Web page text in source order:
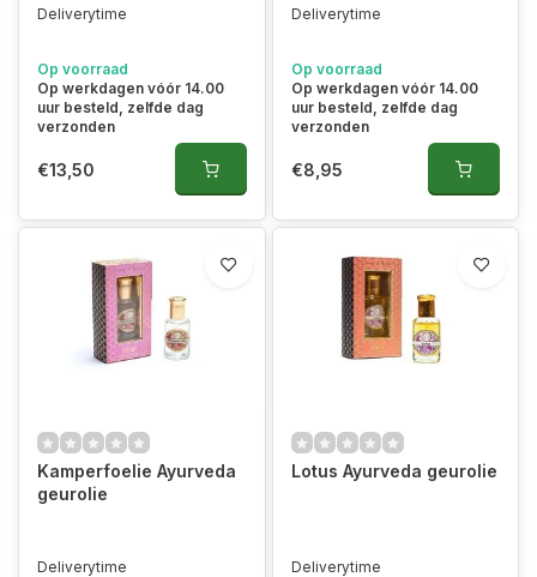
Deliverytime
Op voorraad
Op werkdagen vóór 14.00
uur besteld, zelfde dag
verzonden
€13,50
Deliverytime
Op voorraad
Op werkdagen vóór 14.00
uur besteld, zelfde dag
verzonden
€8,95
Kamperfoelie Ayurveda
geurolie
Deliverytime
Lotus Ayurveda geurolie
Deliverytime